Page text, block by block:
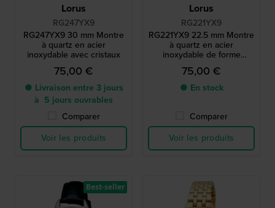
Lorus
RG247YX9
RG247YX9 30 mm Montre
à quartz en acier
inoxydable avec cristaux
75,00 €
● Livraison entre 3 jours
à 5 jours ouvrables
Comparer
Voir les produits
Lorus
RG221YX9
RG221YX9 22.5 mm Montre
à quartz en acier
inoxydable de forme
Tonneau
75,00 €
● En stock
Comparer
Voir les produits
Best-seller